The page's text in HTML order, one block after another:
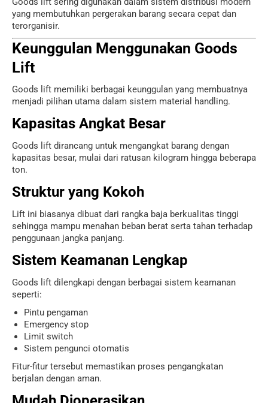
yang membutuhkan pergerakan barang secara cepat dan
terorganisir.
Keunggulan Menggunakan Goods
Lift
Goods lift memiliki berbagai keunggulan yang membuatnya
menjadi pilihan utama dalam sistem material handling.
Kapasitas Angkat Besar
Goods lift dirancang untuk mengangkat barang dengan
kapasitas besar, mulai dari ratusan kilogram hingga beberapa
ton.
Struktur yang Kokoh
Lift ini biasanya dibuat dari rangka baja berkualitas tinggi
sehingga mampu menahan beban berat serta tahan terhadap
penggunaan jangka panjang.
Sistem Keamanan Lengkap
Goods lift dilengkapi dengan berbagai sistem keamanan
seperti:
Pintu pengaman
Emergency stop
Limit switch
Sistem pengunci otomatis
Fitur-fitur tersebut memastikan proses pengangkatan
berjalan dengan aman.